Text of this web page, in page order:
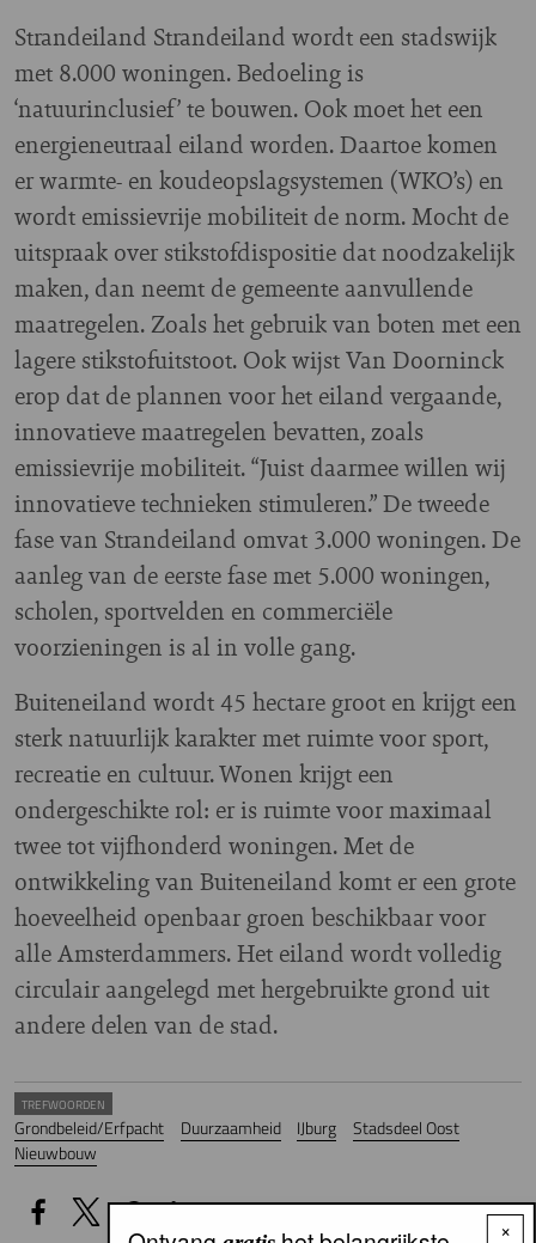
Strandeiland Strandeiland wordt een stadswijk
met 8.000 woningen. Bedoeling is
‘natuurinclusief’ te bouwen. Ook moet het een
energieneutraal eiland worden. Daartoe komen
er warmte- en koudeopslagsystemen (WKO’s) en
wordt emissievrije mobiliteit de norm. Mocht de
uitspraak over stikstofdispositie dat noodzakelijk
maken, dan neemt de gemeente aanvullende
maatregelen. Zoals het gebruik van boten met een
lagere stikstofuitstoot. Ook wijst Van Doorninck
erop dat de plannen voor het eiland vergaande,
innovatieve maatregelen bevatten, zoals
emissievrije mobiliteit. “Juist daarmee willen wij
innovatieve technieken stimuleren.” De tweede
fase van Strandeiland omvat 3.000 woningen. De
aanleg van de eerste fase met 5.000 woningen,
scholen, sportvelden en commerciële
voorzieningen is al in volle gang.
Buiteneiland wordt 45 hectare groot en krijgt een
sterk natuurlijk karakter met ruimte voor sport,
recreatie en cultuur. Wonen krijgt een
ondergeschikte rol: er is ruimte voor maximaal
twee tot vijfhonderd woningen. Met de
ontwikkeling van Buiteneiland komt er een grote
hoeveelheid openbaar groen beschikbaar voor
alle Amsterdammers. Het eiland wordt volledig
circulair aangelegd met hergebruikte grond uit
andere delen van de stad.
TREFWOORDEN
Grondbeleid/Erfpacht Duurzaamheid IJburg
Stadsdeel Oost
Nieuwbouw
×